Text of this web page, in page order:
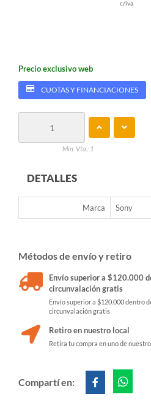
c/iva
Precio exclusivo web
CUOTAS Y FINANCIACIONES
Min. Vta.: 1
DETALLES
Marca Sony
Métodos de envío y retiro
Envío superior a $120.000
circunvalación gratis
Envío superior a $120.000 dentro
circunvalación gratis
Retiro en nuestro local
Retira tu compra en uno de
Compartí en: